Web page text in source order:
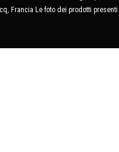
Francia Le foto dei prodotti